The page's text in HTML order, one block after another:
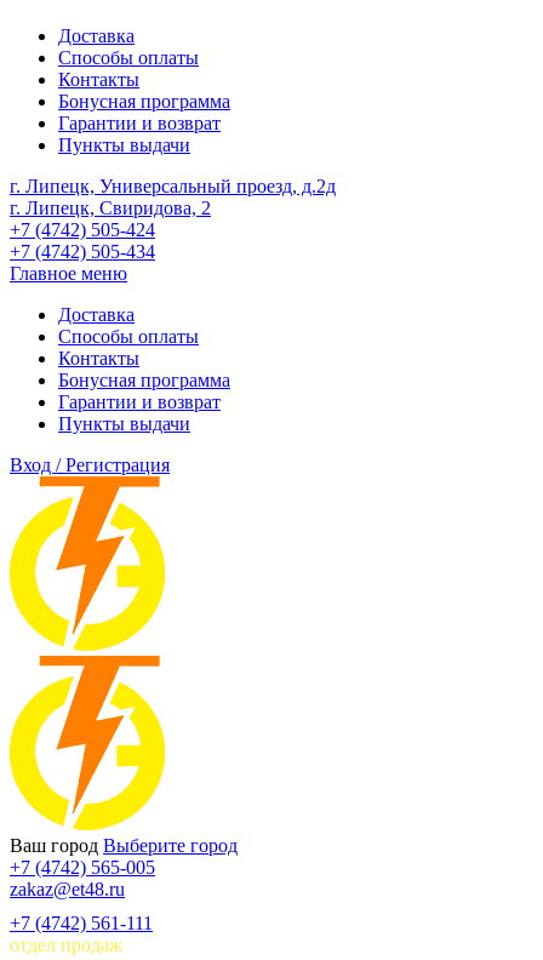
Доставка
Способы оплаты
Контакты
Бонусная программа
Гарантии и возврат
Пункты выдачи
г. Липецк, Универсальный проезд, д.2д
г. Липецк, Свиридова, 2
+7 (4742) 505-424
+7 (4742) 505-434
Главное меню
Доставка
Способы оплаты
Контакты
Бонусная программа
Гарантии и возврат
Пункты выдачи
Вход / Регистрация
Ваш город Выберите город
+7 (4742) 565-005
zakaz@et48.ru
+7 (4742) 561-111
отдел продаж